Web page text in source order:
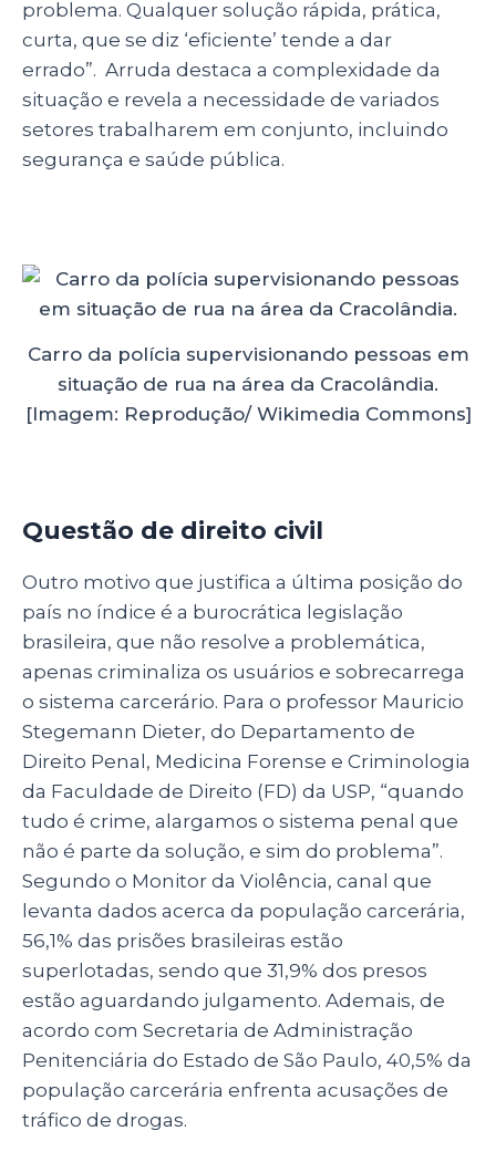
problema. Qualquer solução rápida, prática,
curta, que se diz ‘eficiente’ tende a dar
errado”. Arruda destaca a complexidade da
situação e revela a necessidade de variados
setores trabalharem em conjunto, incluindo
segurança e saúde pública.
Carro da polícia supervisionando pessoas em
situação de rua na área da Cracolândia.
[Imagem: Reprodução/ Wikimedia Commons]
Questão de direito civil
Outro motivo que justifica a última posição do
país no índice é a burocrática legislação
brasileira, que não resolve a problemática,
apenas criminaliza os usuários e sobrecarrega
o sistema carcerário. Para o professor Mauricio
Stegemann Dieter, do Departamento de
Direito Penal, Medicina Forense e Criminologia
da Faculdade de Direito (FD) da USP, “quando
tudo é crime, alargamos o sistema penal que
não é parte da solução, e sim do problema”.
Segundo o Monitor da Violência, canal que
levanta dados acerca da população carcerária,
56,1% das prisões brasileiras estão
superlotadas, sendo que 31,9% dos presos
estão aguardando julgamento. Ademais, de
acordo com Secretaria de Administração
Penitenciária do Estado de São Paulo, 40,5% da
população carcerária enfrenta acusações de
tráfico de drogas.